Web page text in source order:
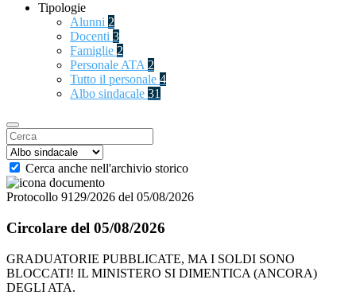
Tipologie
Alunni 2
Docenti 3
Famiglie 2
Personale ATA 2
Tutto il personale 4
Albo sindacale 31
Cerca anche nell'archivio storico
Protocollo 9129/2026 del 05/08/2026
Circolare del 05/08/2026
GRADUATORIE PUBBLICATE, MA I SOLDI SONO
BLOCCATI! IL MINISTERO SI DIMENTICA (ANCORA)
DEGLI ATA.